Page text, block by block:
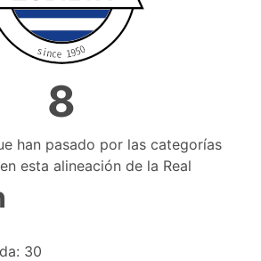
8
han pasado por las categorías
esta alineación de la Real
30